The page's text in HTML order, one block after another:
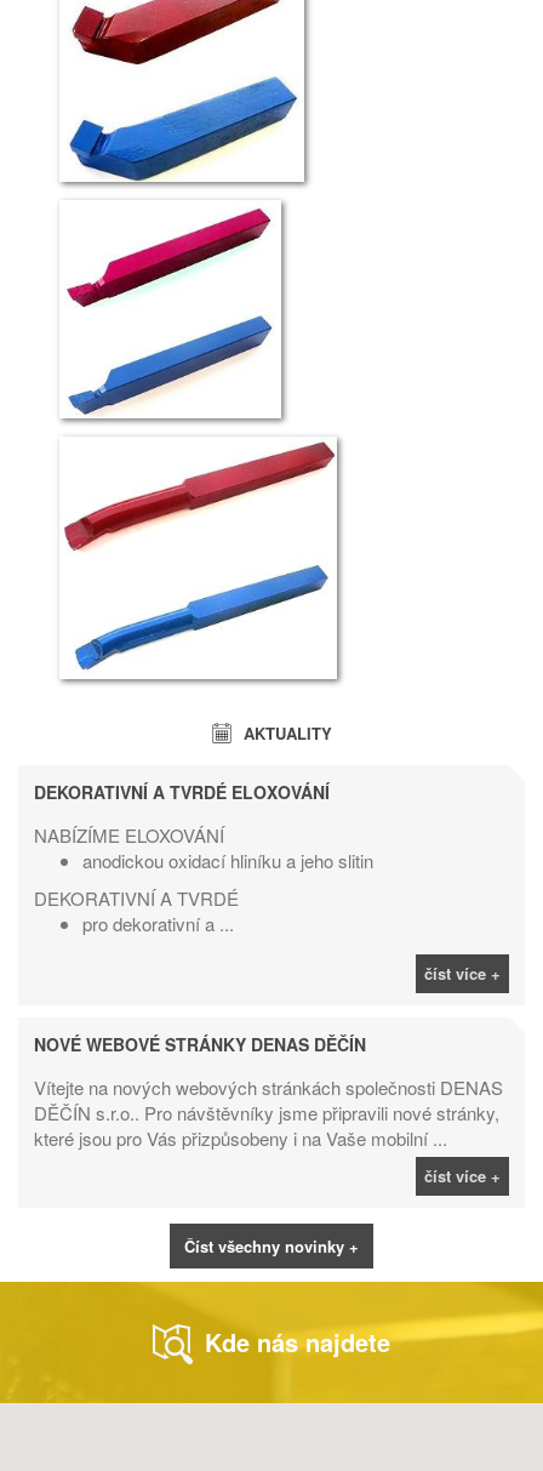
AKTUALITY
DEKORATIVNÍ A TVRDÉ ELOXOVÁNÍ
NABÍZÍME ELOXOVÁNÍ
anodickou oxidací hliníku a jeho slitin
DEKORATIVNÍ A TVRDÉ
pro dekorativní a ...
číst více +
NOVÉ WEBOVÉ STRÁNKY DENAS DĚČÍN
Vítejte na nových webových stránkách společnosti DENAS
DĚČÍN s.r.o.. Pro návštěvníky jsme připravili nové stránky,
které jsou pro Vás přizpůsobeny i na Vaše mobilní ...
číst více +
Číst všechny novinky +
Kde nás najdete